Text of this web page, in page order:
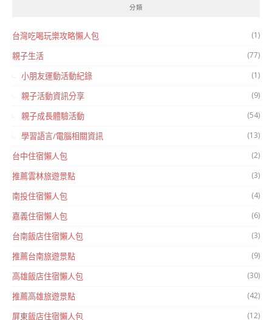
分類
台灣吃喝玩樂攻略懶人包 (1)
親子生活 (77)
小朋友運動活動紀錄 (1)
親子活動資訊分享 (9)
親子成長體驗活動 (54)
學習語言/電腦相關資訊 (13)
台中住宿懶人包 (2)
推薦雲林旅遊景點 (3)
南投住宿懶人包 (4)
嘉義住宿懶人包 (6)
台南飯店住宿懶人包 (3)
推薦台南旅遊景點 (9)
高雄飯店住宿懶人包 (30)
推薦高雄旅遊景點 (42)
屏東飯店住宿懶人包 (12)